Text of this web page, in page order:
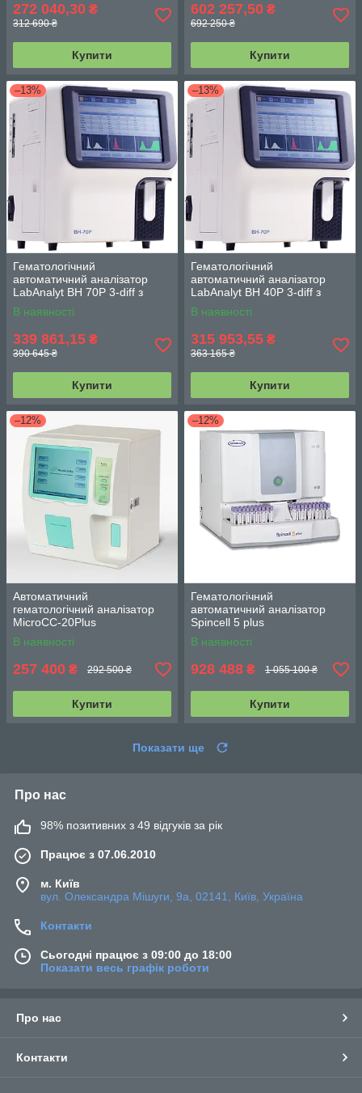
272 040,30 ₴
312 690 ₴
Купити
602 257,50 ₴
692 250 ₴
Купити
–13%
Гематологічний
автоматичний аналізатор
LabAnalyt BH 70Р 3-diff з
джерелом безперебійного
живлення
В наявності
339 861,15 ₴
390 645 ₴
Купити
–13%
Гематологічний
автоматичний аналізатор
LabAnalyt BH 40Р 3-diff з
джерелом безперебійного
живлення
В наявності
315 953,55 ₴
363 165 ₴
Купити
–12%
Автоматичний
гематологічний аналізатор
MicroCC-20Plus
В наявності
257 400 ₴ 292 500 ₴
Купити
–12%
Гематологічний
автоматичний аналізатор
Spincell 5 plus
В наявності
928 488 ₴ 1 055 100 ₴
Купити
Показати ще
Про нас
98% позитивних з 49 відгуків за рік
Працює з 07.06.2010
м. Київ
вул. Олександра Мішуги, 9а, 02141, Київ, Україна
Контакти
Сьогодні працює з 09:00 до 18:00
Показати весь графік роботи
Про нас
Контакти